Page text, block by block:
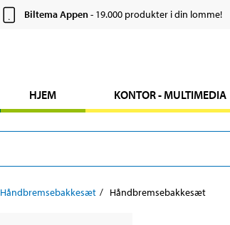
Biltema Appen- 19.000 produkter i din lomme!
HJEM KONTOR - MULTIMEDIA
Håndbremsebakkesæt Håndbremsebakkesæt